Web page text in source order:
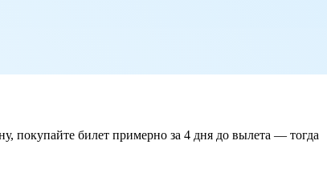
покупайте билет примерно за 4 дня до вылета — тогда